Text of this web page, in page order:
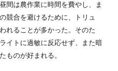
間は農作業に時間を費やし、ま
競合を避けるために、トリュ
れることが多かった。そのた
イトに過敏に反応せず、また暗
ものが好まれる。